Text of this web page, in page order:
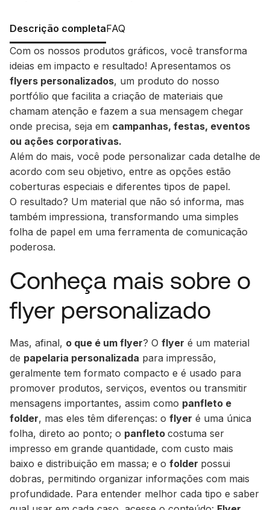
Descrição completaFAQ
Com os nossos produtos gráficos, você transforma
ideias em impacto e resultado! Apresentamos os
flyers personalizados, um produto do nosso
portfólio que facilita a criação de materiais que
chamam atenção e fazem a sua mensagem chegar
onde precisa, seja em campanhas, festas, eventos
ou ações corporativas.
Além do mais, você pode personalizar cada detalhe de
acordo com seu objetivo, entre as opções estão
coberturas especiais e diferentes tipos de papel.
O resultado? Um material que não só informa, mas
também impressiona, transformando uma simples
folha de papel em uma ferramenta de comunicação
poderosa.
Conheça mais sobre o
flyer personalizado
Mas, afinal, o que é um flyer? O flyer é um material
de papelaria personalizada para impressão,
geralmente tem formato compacto e é usado para
promover produtos, serviços, eventos ou transmitir
mensagens importantes, assim como panfleto e
folder, mas eles têm diferenças: o flyer é uma única
folha, direto ao ponto; o panfleto costuma ser
impresso em grande quantidade, com custo mais
baixo e distribuição em massa; e o folder possui
dobras, permitindo organizar informações com mais
profundidade. Para entender melhor cada tipo e saber